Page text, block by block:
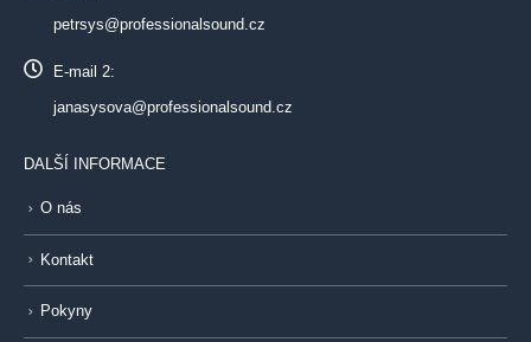
petrsys@professionalsound.cz
E-mail 2:
janasysova@professionalsound.cz
DALŠÍ INFORMACE
O nás
Kontakt
Pokyny